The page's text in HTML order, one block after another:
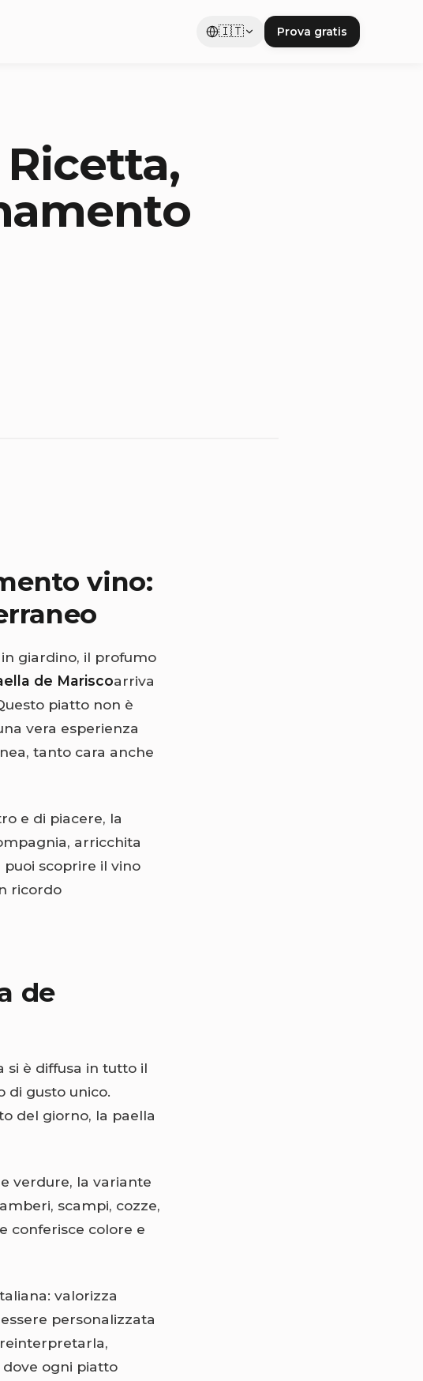
🇮🇹 Prova gratis
vino:
giardino, il profumo
de Mariscoarriva
piatto non è
vera esperienza
tanto cara anche
e di piacere, la
arricchita
puoi scoprire il vino
ricordo
de
si è diffusa in tutto il
di gusto unico.
del giorno, la paella
verdure, la variante
scampi, cozze,
conferisce colore e
valorizza
personalizzata
dove ogni piatto